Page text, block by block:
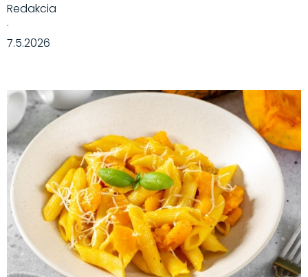
Redakcia
·
7.5.2026